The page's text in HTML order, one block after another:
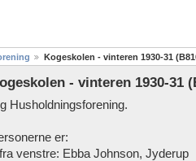
Kogeskolen - vinteren 1930-31
- vinteren 1930-31
Husholdningsforening.
er:
venstre: Ebba Johnson, Jyderup